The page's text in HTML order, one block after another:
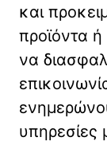
και
προϊόντα
να
υπηρεσίες